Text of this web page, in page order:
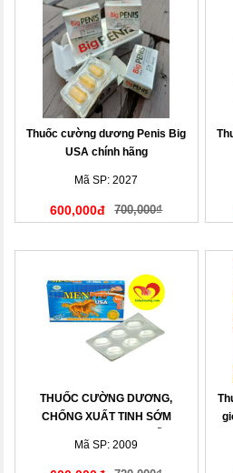
Thuốc cường dương Penis Big
USA chính hãng
Mã SP: 2027
600,000đ 700,000₫
THUỐC CƯỜNG DƯƠNG,
CHỐNG XUẤT TINH SỚM
Mã SP: 2009